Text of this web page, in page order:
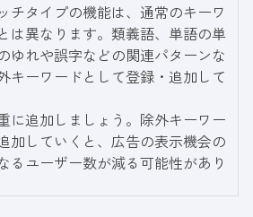
チタイプの機能は、通常のキーワ
は異なります。類義語、単語の単
ゆれや誤字などの関連パターンな
キーワードとして登録・追加して
に追加しましょう。除外キーワー
加していくと、広告の表示機会の
るユーザー数が減る可能性があり